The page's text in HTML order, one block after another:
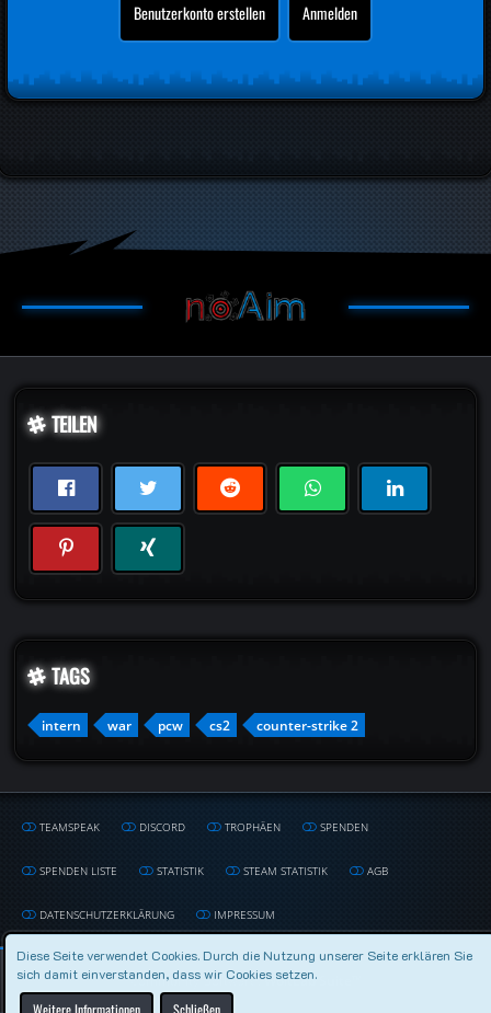
Benutzerkonto erstellen Anmelden
TEILEN
TAGS
intern war pcw cs2 counter-strike 2
TEAMSPEAK DISCORD TROPHÄEN SPENDEN
SPENDEN LISTE STATISTIK STEAM STATISTIK AGB
DATENSCHUTZERKLÄRUNG IMPRESSUM
Community-Software:WoltLab Suite™
Diese Seite verwendet Cookies. Durch die Nutzung unserer Seite erklären Sie
sich damit einverstanden, dass wir Cookies setzen.
Weitere Informationen Schließen